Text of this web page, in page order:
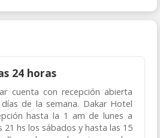
24 horas
cuenta con recepción abierta
de la semana. Dakar Hotel
hasta la 1 am de lunes a
21 hs los sábados y hasta las 15